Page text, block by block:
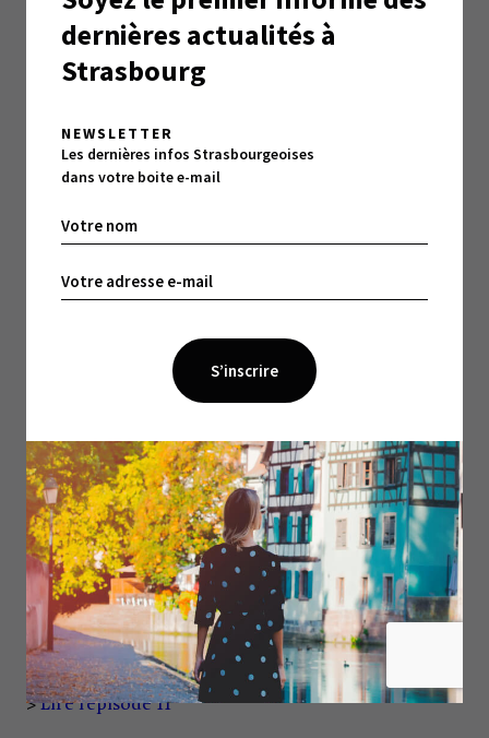
dernières actualités à
Strasbourg
NEWSLETTER
Les dernières infos Strasbourgeoises
dans votre boite e-mail
marché aux puces organisé dans l’enceinte d’un
temple … Lieux de culte mais aussi lieux de vie et
qui sait même d’ailleurs se moderniser. Le week-end
Enma , le dieu des Enfers qui après que vous ayez
jetez une pièce, vous a gratifié d’une prière sous
forme de show son et lumière. À quand l’amulette
Lire l’épisode 2
> Lire l’épisode 6
>Lire l’épisode 7
>Lire l’épisode 8
> Lire l’épisode 9
>Lire l’épisode 10
>Lire l’épisode 11